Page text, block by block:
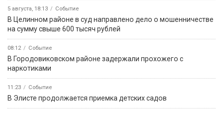
5 августа, 18:13 Событие
В Целинном районе в суд направлено дело о мошенничестве
на сумму свыше 600 тысяч рублей
08:12 Событие
В Городовиковском районе задержали прохожего с
наркотиками
11:23 Событие
В Элисте продолжается приемка детских садов